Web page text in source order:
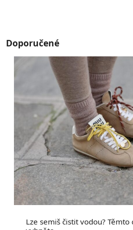
Doporučené
Lze semiš čistit vodou? Těmto